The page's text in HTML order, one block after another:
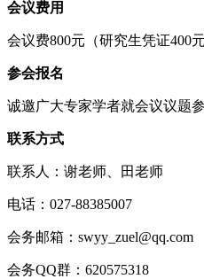
会议费用
会议费800元（研究生凭证400
参会报名
诚邀广大专家学者就会议议题
联系方式
联系人：谢老师、田老师
电话：027-88385007
会务邮箱：swyy_zuel@qq.com
会务QQ群：620575318